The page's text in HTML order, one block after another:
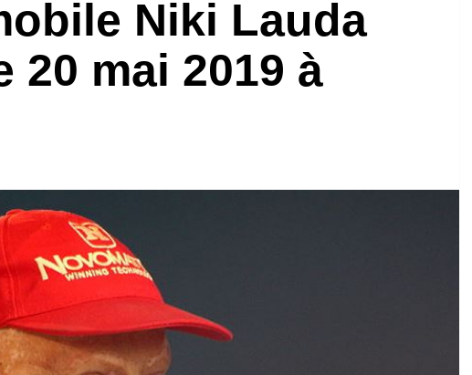
Niki Lauda
20 mai 2019 à